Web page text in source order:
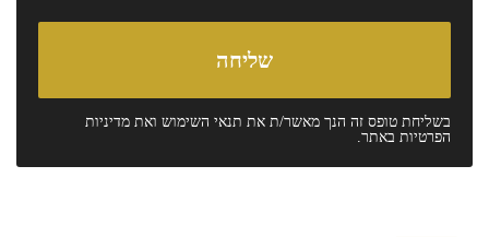
בשליחת טופס זה הנך מאשר/ת את תנאי השימוש ואת מדיניות
הפרטיות באתר.